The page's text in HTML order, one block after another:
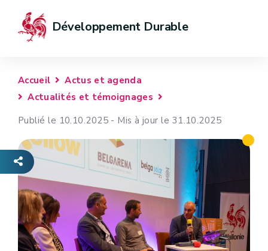
Développement Durable
Accueil
Actus et agenda
Actualités et témoignages
Publié le 10.10.2025 - Mis à jour le 31.10.2025